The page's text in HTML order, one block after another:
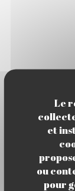
Le
et
ou
pour